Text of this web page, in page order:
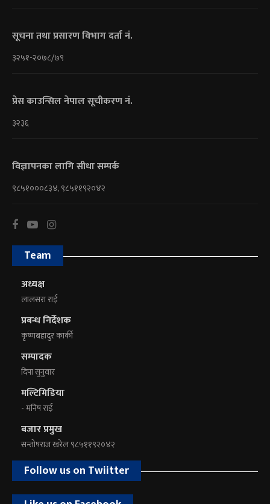
सूचना तथा प्रसारण विभाग दर्ता नं.
३२५१-२०७८/७९
प्रेस काउन्सिल नेपाल सूचीकरण नं.
३२३६
विज्ञापनका लागि सीधा सम्पर्क
९८५१०००८३४, ९८५११९२०४२
Team
अध्यक्ष
लालसरा राई
प्रबन्ध निर्देशक
कृष्णबहादुर कार्की
सम्पादक
दिपा सुनुवार
मल्टिमिडिया
- मनिष राई
बजार प्रमुख
सन्तोषराज खरेल ९८५११९२०४२
Follow us on Twiitter